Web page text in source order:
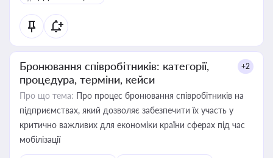
Бронювання співробітників: категорії,
процедура, терміни, кейси
+2
Про що тема: Про процес бронювання співробітників на
підприємствах, який дозволяє забезпечити їх участь у
критично важливих для економіки країни сферах під час
мобілізації